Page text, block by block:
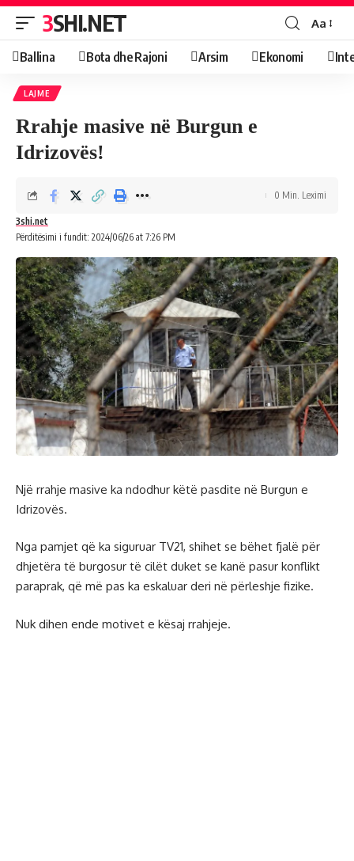
3SHI.NET Aa
Ballina Bota dhe Rajoni Arsim Ekonomi
LAJME
Rrahje masive në Burgun e
Idrizovës!
Përditësimi i fundit: 2024/06/26 at 7:26 PM
3shi.net
0 Min. Leximi
Një rrahje masive ka ndodhur këtë pasdite në Burgun e
Idrizovës.
Nga pamjet që ka siguruar TV21, shihet se bëhet fjalë për
dhjetëra të burgosur të cilët duket se kanë pasur konflikt
paraprak, që më pas ka eskaluar deri në përleshje fizike.
Nuk dihen ende motivet e kësaj rrahjeje.